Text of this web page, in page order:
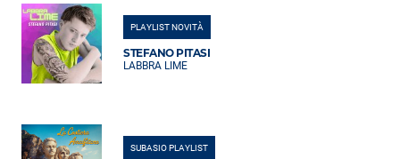
PLAYLIST NOVITÀ
STEFANO PITASI
LABBRA LIME
SUBASIO PLAYLIST